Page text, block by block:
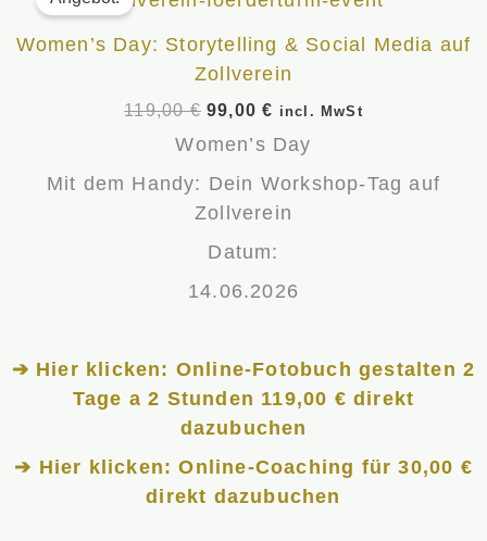
Women’s Day: Storytelling & Social Media auf
Zollverein
119,00€
war:
119,00 €
99,00€
ist:
99,00 €.
incl. MwSt
Women’s Day
Mit dem Handy: Dein Workshop-Tag auf
Zollverein
Datum:
14.06.2026
➔ Hier klicken: Online-Fotobuch gestalten 2
Tage a 2 Stunden 119,00 € direkt
dazubuchen
➔ Hier klicken: Online-Coaching für 30,00 €
direkt dazubuchen